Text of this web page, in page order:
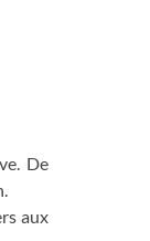
De
aux